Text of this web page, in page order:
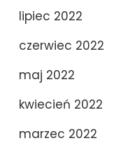
lipiec 2022
czerwiec 2022
maj 2022
kwiecień 2022
marzec 2022